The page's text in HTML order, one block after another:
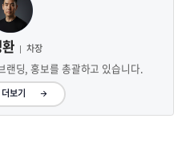
차장
랜딩, 홍보를 총괄하고 있습니다.
보기